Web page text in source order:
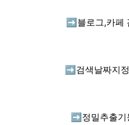
➡️ 블로그,카페
➡️ 검색날짜지
➡️ 정밀추출